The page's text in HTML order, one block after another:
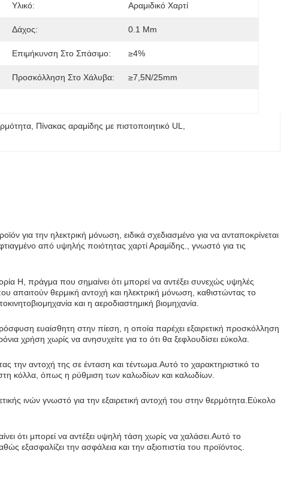
Υλικό: Αραμιδικό Χαρτί
Δάχος: 0.1 Mm
Επιμήκυνση Στο Σπάσιμο: ≥4%
Προσκόλληση Στο Χάλυβα: ≥7,5N/25mm
Πίνακας αραμίδης με πιστοποιητικό UL
για την ηλεκτρική μόνωση, ειδικά σχεδιασμένο για να ανταποκρίνεται
από υψηλής ποιότητας χαρτί Αραμίδης., γνωστό για τις
H, πράγμα που σημαίνει ότι μπορεί να αντέξει συνεχώς υψηλές
απαιτούν θερμική αντοχή και ηλεκτρική μόνωση, καθιστώντας το
και η αεροδιαστημική βιομηχανία.
ευαίσθητη στην πίεση, η οποία παρέχει εξαιρετική προσκόλληση
χρήση χωρίς να ανησυχείτε για το ότι θα ξεφλουδίσει εύκολα.
την αντοχή της σε ένταση και τέντωμα.Αυτό το χαρακτηριστικό το
κόλλα, όπως η ρύθμιση των καλωδίων και καλωδίων.
ινών γνωστό για την εξαιρετική αντοχή του στην θερμότητα.Εύκολο
ότι μπορεί να αντέξει υψηλή τάση χωρίς να χαλάσει.Αυτό το
εξασφαλίζει την ασφάλεια και την αξιοπιστία του προϊόντος.